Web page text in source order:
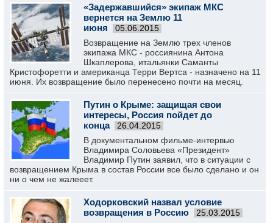
«Задержавшийся» экипаж МКС
вернется на Землю 11
июня
05.06.2015
Возвращение на Землю трех членов
экипажа МКС - россиянина Антона
Шкаплерова, итальянки Саманты
Кристофоретти и американца Терри Вертса - назначено на 11
июня. Их возвращение было перенесено почти на месяц.
Путин о Крыме: защищая свои
интересы, Россия пойдет до
конца
26.04.2015
В документальном фильме-интервью
Владимира Соловьева «Президент»
Владимир Путин заявил, что в ситуации с
возвращением Крыма в состав России все было сделано и он
ни о чем не жалееет.
Ходорковский назвал условие
возвращения в Россию
25.03.2015